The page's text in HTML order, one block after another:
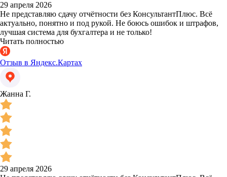
29 апреля 2026
Не представляю сдачу отчётности без КонсультантПлюс. Всё
актуально, понятно и под рукой. Не боюсь ошибок и штрафов,
лучшая система для бухгалтера и не только!
Читать полностью
Отзыв в Яндекс.Картах
Жанна Г.
29 апреля 2026